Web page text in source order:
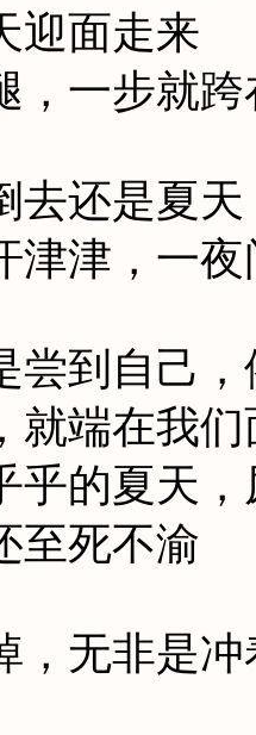
迎面走来
，一步就
去还是夏天
津津，一夜
尝到自己
就端在我们
乎的夏天
至死不渝
，无非是